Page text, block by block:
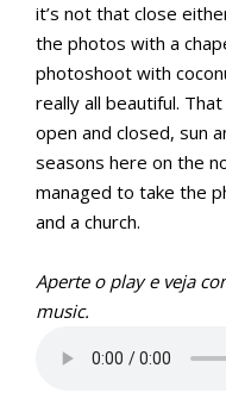
it’s not that close
the photos with a
photoshoot with
really all beautiful.
open and closed, sun
seasons here on the
managed to take the
and a church.
Aperte o play e veja
music.